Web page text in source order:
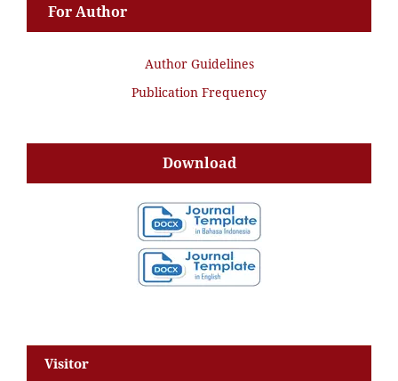
For Author
Author Guidelines
Publication Frequency
Download
Visitor